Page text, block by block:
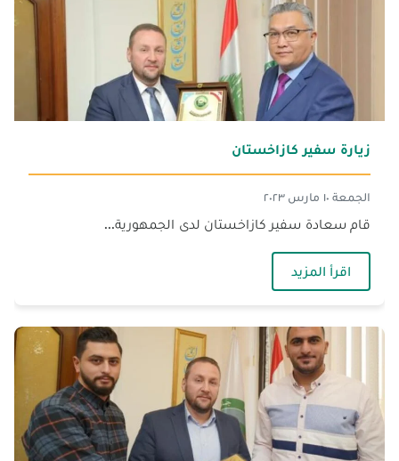
زيارة سفير كازاخستان
الجمعة ١٠ مارس ٢٠٢٣
قام سعادة سفير كازاخستان لدى الجمهورية...
اقرأ المزيد— زيارة سفير كازاخستان